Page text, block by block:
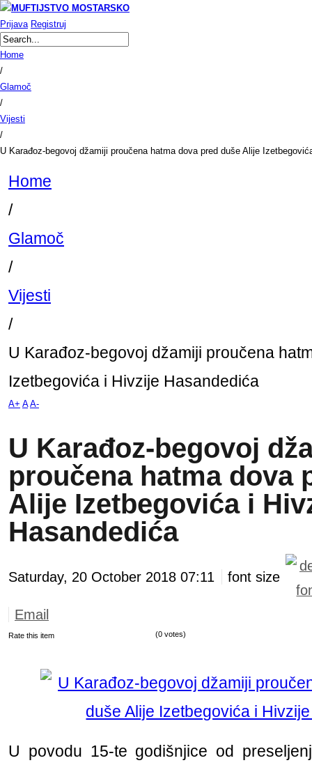
Prijava Registruj
Home
/
Glamoč
/
Vijesti
/
U Karađoz-begovoj džamiji proučena hatma dova pred duše Alije
Home
/
Glamoč
/
Vijesti
/
U Karađoz-begovoj džamiji proučena
Izetbegovića i Hivzije Hasandedića
A+ A A-
U Karađoz-begovoj
proučena hatma dova
Alije Izetbegovića i
Hasandedića
Saturday, 20 October 2018 07:11 font size
Email
Rate this item (0 votes)
U povodu 15-te godišnjice od